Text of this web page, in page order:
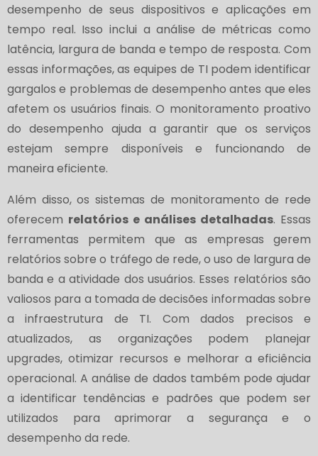
desempenho de seus dispositivos e aplicações em
tempo real. Isso inclui a análise de métricas como
latência, largura de banda e tempo de resposta. Com
essas informações, as equipes de TI podem identificar
gargalos e problemas de desempenho antes que eles
afetem os usuários finais. O monitoramento proativo
do desempenho ajuda a garantir que os serviços
estejam sempre disponíveis e funcionando de
maneira eficiente.
Além disso, os sistemas de monitoramento de rede
oferecem relatórios e análises detalhadas. Essas
ferramentas permitem que as empresas gerem
relatórios sobre o tráfego de rede, o uso de largura de
banda e a atividade dos usuários. Esses relatórios são
valiosos para a tomada de decisões informadas sobre
a infraestrutura de TI. Com dados precisos e
atualizados, as organizações podem planejar
upgrades, otimizar recursos e melhorar a eficiência
operacional. A análise de dados também pode ajudar
a identificar tendências e padrões que podem ser
utilizados para aprimorar a segurança e o
desempenho da rede.